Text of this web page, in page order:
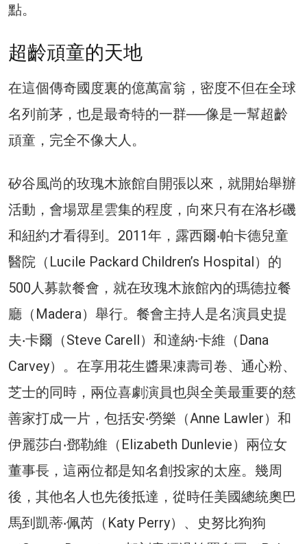
點。
超齡頑童的天地
在這個傳奇國度裏的億萬富翁，密度不但在全球
名列前茅，也是最奇特的一群──像是一幫超齡
頑童，完全不像大人。
矽谷風尚的玫瑰木旅館自開張以來，就開始舉辦
活動，會場眾星雲集的程度，向來只有在洛杉磯
和紐約才看得到。2011年，露西爾‧帕卡德兒童
醫院（Lucile Packard Children’s Hospital）的
500人募款餐會，就在玫瑰木旅館內的瑪德拉餐
廳（Madera）舉行。餐會主持人是名演員史提
夫‧卡爾（Steve Carell）和達納‧卡維（Dana
Carvey）。在享用花生醬果凍壽司卷、通心粉、
芝士的同時，兩位喜劇演員也與全美最重要的慈
善家打成一片，包括安‧勞樂（Anne Lawler）和
伊麗莎白‧鄧勒維（Elizabeth Dunlevie）兩位女
董事長，這兩位都是知名創投家的太座。幾周
後，其他名人也先後抵達，從時任美國總統奧巴
馬到凱蒂‧佩芮（Katy Perry）、史努比狗狗